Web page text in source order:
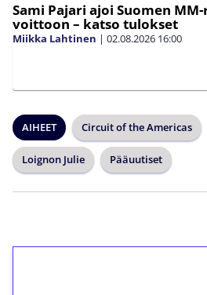
Sami Pajari ajoi Suomen
voittoon – katso tulokset
Miikka Lahtinen | 02.08.2026 16:00
AIHEET Circuit of the Americas
Loignon Julie Pääuutiset